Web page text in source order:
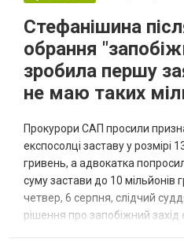
даними слідства, 4 серпня о...
Стефанішина
обрання
зробила першу
не маю таких
Прокурори САП просили
експосолці заставу у розмірі
гривень, а адвокатка
суму застави до 10 мільйонів
четвер, 6 серпня, слідчий
рішення про запобіжний захід